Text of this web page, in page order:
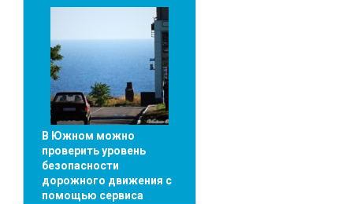
В Южном можно
проверить уровень
безопасности
дорожного движения с
помощью сервиса